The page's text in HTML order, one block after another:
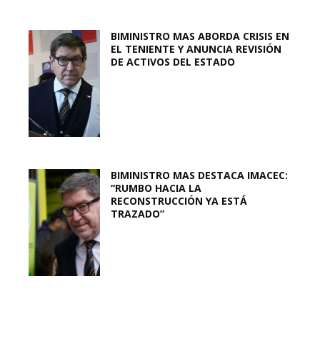
BIMINISTRO MAS ABORDA CRISIS EN
EL TENIENTE Y ANUNCIA REVISIÓN
DE ACTIVOS DEL ESTADO
BIMINISTRO MAS DESTACA IMACEC:
“RUMBO HACIA LA
RECONSTRUCCIÓN YA ESTÁ
TRAZADO”